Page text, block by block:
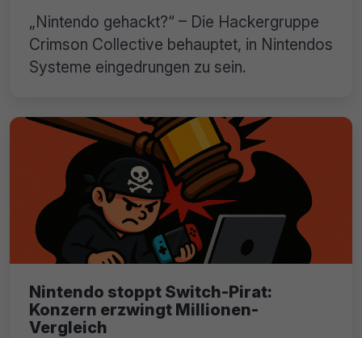
„Nintendo gehackt?“ – Die Hackergruppe
Crimson Collective behauptet, in Nintendos
Systeme eingedrungen zu sein.
Nintendo stoppt Switch-Pirat:
Konzern erzwingt Millionen-
Vergleich